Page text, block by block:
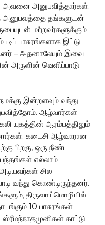
அவனை அனுபவித்தார்கள்.
அனுபவத்தை தங்களுடன்
மற்றவர்களுக்கும்
பாசுரங்களாக இட்டு
– அதனாலேயும் இவை
அருளின் வெளிப்பாடு
இன்றளவும் வந்து
ஆழ்வார்கள்
யுகத்தின் ஆரம்பத்திலும்
கடைசி ஆழ்வாரான
பிறகு, ஒரு நீண்ட
எல்லாம்
சில
வந்து கொண்டிருந்தனர்.
திருவாய்மொழியில்
10 பாசுரங்கள்
ஸ்ரீமந்நாதமுனிகள் காட்டு